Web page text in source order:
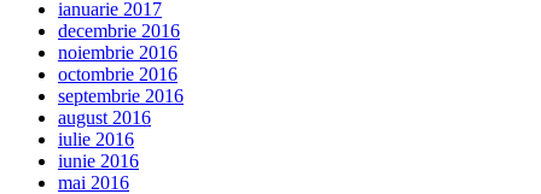
ianuarie 2017
decembrie 2016
noiembrie 2016
octombrie 2016
septembrie 2016
august 2016
iulie 2016
iunie 2016
mai 2016